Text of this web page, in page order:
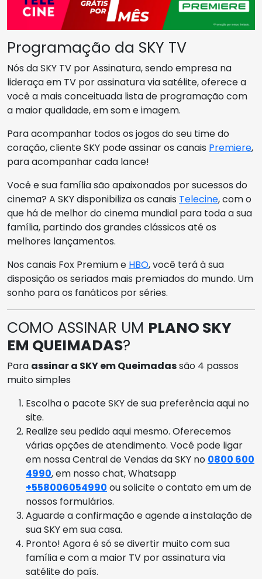
Programação da SKY TV
Nós da SKY TV por Assinatura, sendo empresa na
lideraça em TV por assinatura via satélite, oferece a
você a mais conceituada lista de programação com
a maior qualidade, em som e imagem.
Para acompanhar todos os jogos do seu time do
coração, cliente SKY pode assinar os canais Premiere,
para acompanhar cada lance!
Você e sua família são apaixonados por sucessos do
cinema? A SKY disponibiliza os canais Telecine, com o
que há de melhor do cinema mundial para toda a sua
família, partindo dos grandes clássicos até os
melhores lançamentos.
Nos canais Fox Premium e HBO, você terá à sua
disposição os seriados mais premiados do mundo. Um
sonho para os fanáticos por séries.
COMO ASSINAR UM PLANO SKY
EM QUEIMADAS?
Para assinar a SKY em Queimadassão 4 passos
muito simples
Escolha o pacote SKY de sua preferência aqui no
site.
Realize seu pedido aqui mesmo. Oferecemos
várias opções de atendimento. Você pode ligar
em nossa Central de Vendas da SKY no 0800 600
4990, em nosso chat, Whatsapp
+558006054990 ou solicite o contato em um de
nossos formulários.
Aguarde a confirmação e agende a instalação de
sua SKY em sua casa.
Pronto! Agora é só se divertir muito com sua
família e com a maior TV por assinatura via
satélite do país.